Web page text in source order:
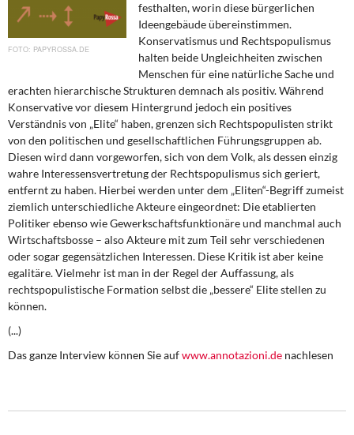
Memo-Gruppe
Institut Solidarische Moderne
Rosa-Luxemburg-Stiftung
Über mich
Kontakt
PAPYROSSA.DE
festhalten, worin diese bürgerlichen
Ideengebäude übereinstimmen.
Konservatismus und Rechtspopulismus
halten beide Ungleichheiten zwischen
Menschen für eine natürliche Sache und
erachten hierarchische Strukturen demnach als positiv. Während
Konservative vor diesem Hintergrund jedoch ein positives
Verständnis von „Elite“ haben, grenzen sich Rechtspopulisten strikt
von den politischen und gesellschaftlichen Führungsgruppen ab.
Diesen wird dann vorgeworfen, sich von dem Volk, als dessen einzig
wahre Interessensvertretung der Rechtspopulismus sich geriert,
entfernt zu haben. Hierbei werden unter dem „Eliten“-Begriff zumeist
ziemlich unterschiedliche Akteure eingeordnet: Die etablierten
Politiker ebenso wie Gewerkschaftsfunktionäre und manchmal auch
Wirtschaftsbosse – also Akteure mit zum Teil sehr verschiedenen
oder sogar gegensätzlichen Interessen. Diese Kritik ist aber keine
egalitäre. Vielmehr ist man in der Regel der Auffassung, als
rechtspopulistische Formation selbst die „bessere“ Elite stellen zu
können.
(...)
Das ganze Interview können Sie aufwww.annotazioni.de nachlesen